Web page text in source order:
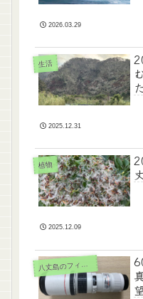
2026.03.29
生活
た
2025.12.31
植物
2025.12.09
八
丈島のフィールド